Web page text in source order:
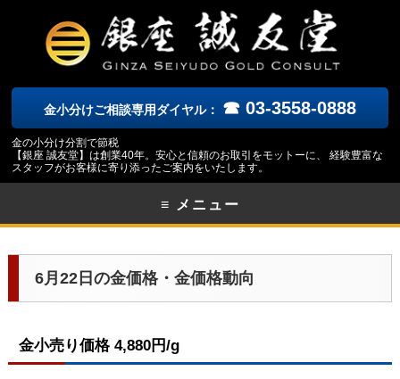
金小分けご相談専用ダイヤル： ☎ 03-3558-0888
金の小分け分割で節税
【銀座 誠友堂】は創業40年。安心と信頼のお取引をモットーに、 経験豊富な
スタッフがお客様に寄り添ったご案内をいたします。
≡ メニュー
6月22日の金価格・金価格動向
金小売り価格 4,880円/g